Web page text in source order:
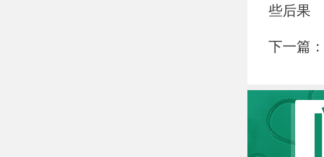
些后果
下一篇：